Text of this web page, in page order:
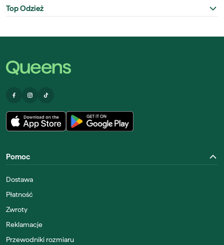
Top Odzież
Pomoc
Dostawa
Płatność
Zwroty
Reklamacje
Przewodniki rozmiaru